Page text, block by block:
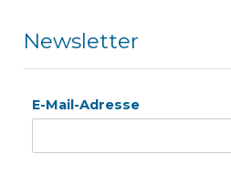
Newsletter
E-Mail-Adresse